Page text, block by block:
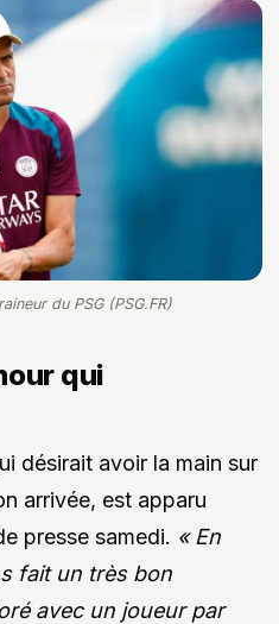
du PSG (PSG.FR)
qui
désirait avoir la main sur
arrivée, est apparu
presse samedi. « En
fait un très bon
avec un joueur par